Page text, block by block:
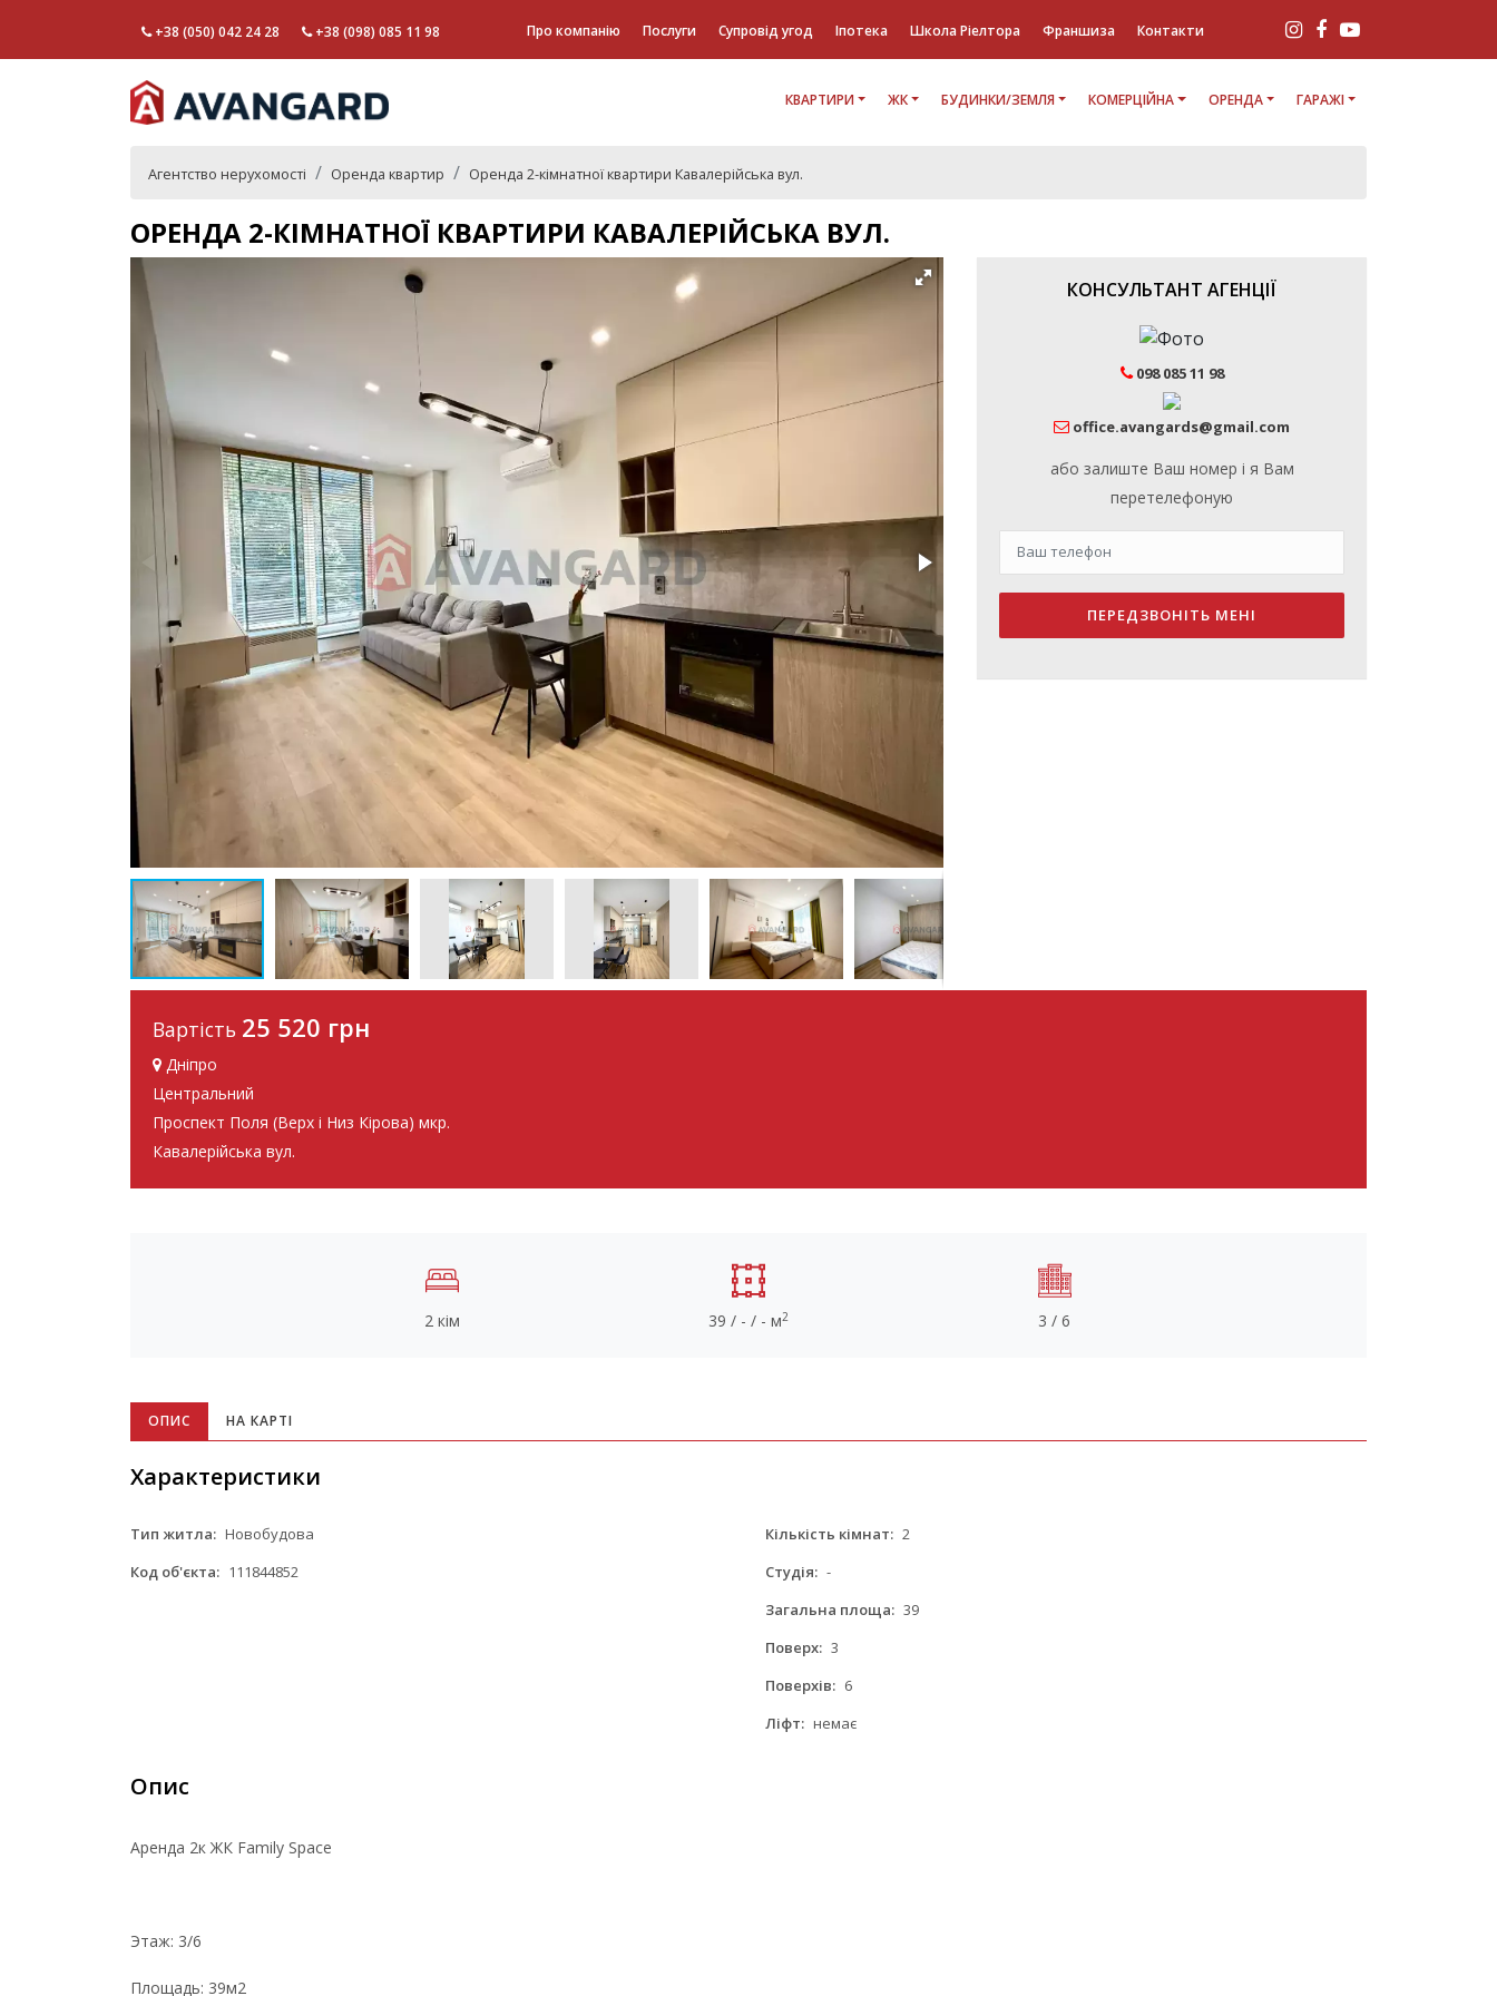
+38 (050) 042 24 28 +38 (098) 085 11 98 Про компанію Послуги Супровід угод Іпотека Школа Ріелтора Франшиза Контакти
КВАРТИРИ ЖК БУДИНКИ/ЗЕМЛЯ КОМЕРЦІЙНА ОРЕНДА ГАРАЖІ
Агентство нерухомості Оренда квартир Оренда 2-кімнатної квартири Кавалерійська вул.
ОРЕНДА 2-КІМНАТНОЇ КВАРТИРИ КАВАЛЕРІЙСЬКА ВУЛ.
КОНСУЛЬТАНТ АГЕНЦІЇ
098 085 11 98
office.avangards@gmail.com
або залиште Ваш номер і я Вам
перетелефоную
ПЕРЕДЗВОНІТЬ МЕНІ
Вартість 25 520 грн
Дніпро
Центральний
Проспект Поля (Верх і Низ Кірова) мкр.
Кавалерійська вул.
2 кім 39 / - / - м2 3 / 6
ОПИС НА КАРТІ
Характеристики
Тип житла: Новобудова
Код об'єкта: 111844852
Кількість кімнат: 2
Студія: -
Загальна площа: 39
Поверх: 3
Поверхів: 6
Ліфт: немає
Опис
Аренда 2к ЖК Family Space
Этаж: 3/6
Площадь: 39м2